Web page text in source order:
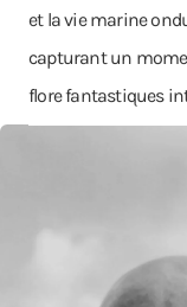
et la vie marine
capturant un
flore fantastiques